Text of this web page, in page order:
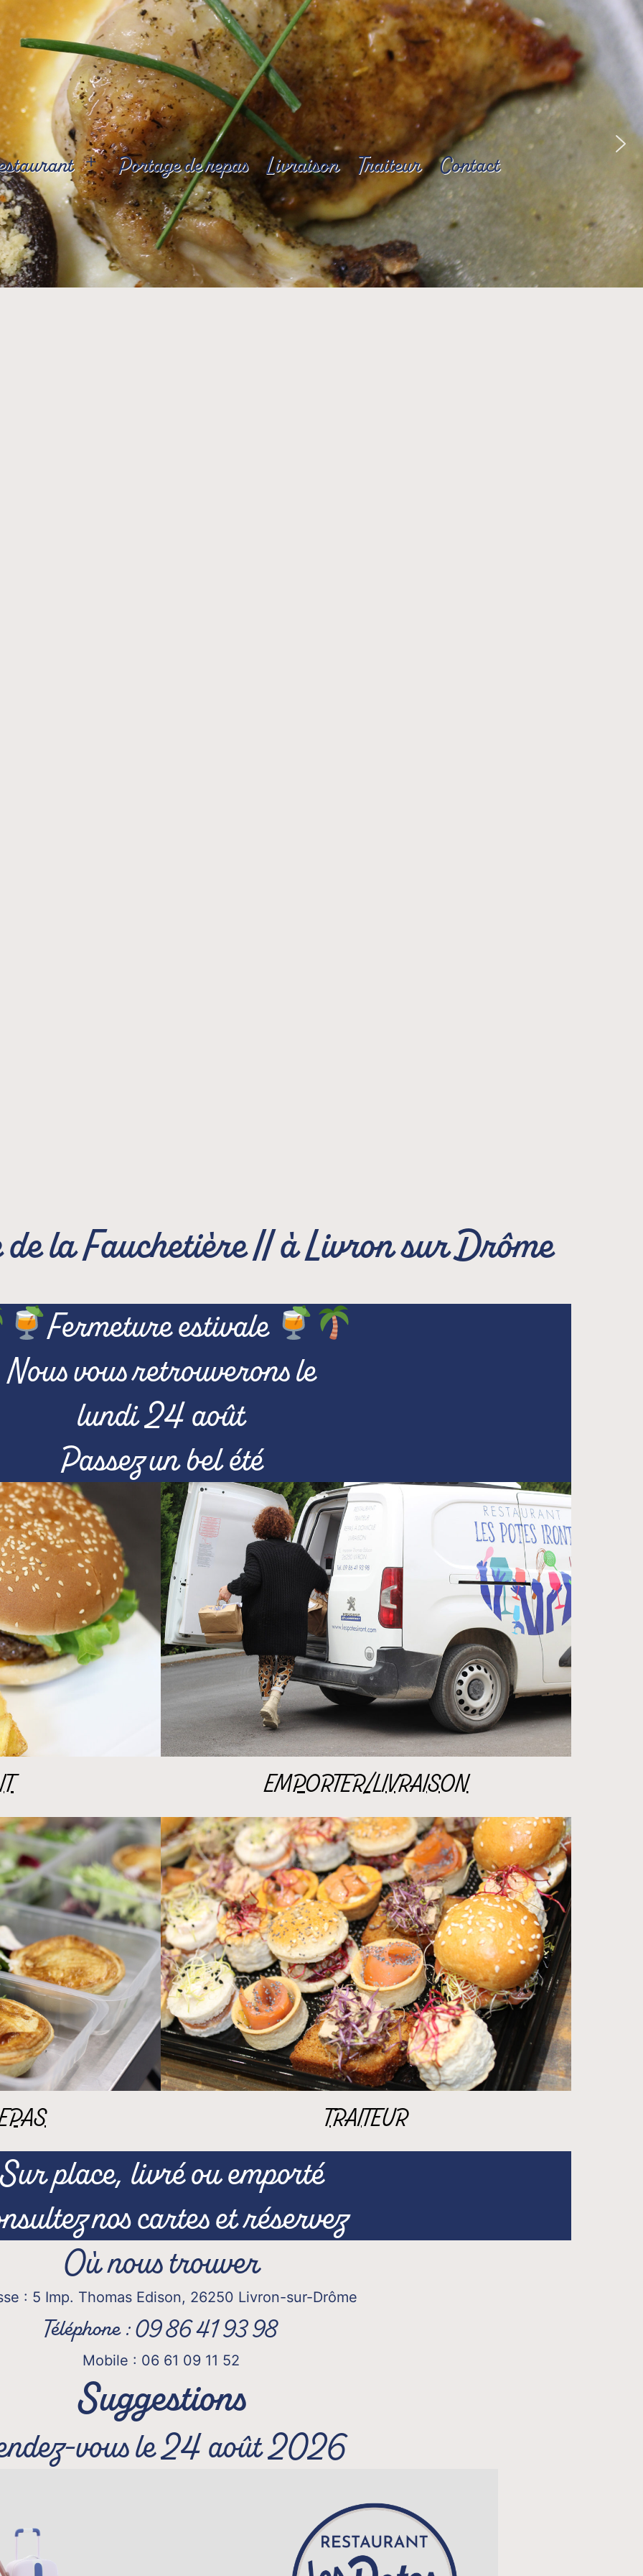
Ouvrir
le
menu
Portage de repas Livraison Traiteur Contact
la Fauchetière II à Livron sur Drôme
Fermeture estivale
Nous vous retrouverons le
lundi 24 août
Passez un bel été
EMPORTER/LIVRAISON
TRAITEUR
Sur place, livré ou emporté
nos cartes et réservez
Où nous trouver
: 5 Imp. Thomas Edison, 26250 Livron-sur-Drôme
Téléphone : 09 86 41 93 98
Mobile : 06 61 09 11 52
Suggestions
vous le 24 août 2026